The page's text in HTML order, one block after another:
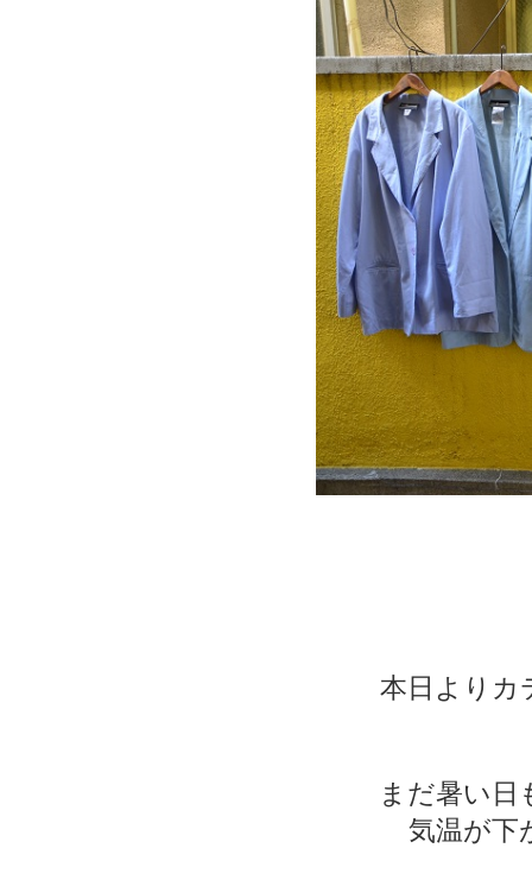
本日よりカ
まだ暑い
気温が下